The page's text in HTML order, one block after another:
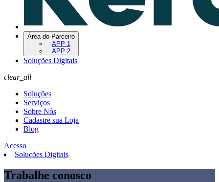
Área do Parceiro
APP 1
APP 2
Soluções Digitais
clear_all
Soluções
Serviços
Sobre Nós
Cadastre sua Loja
Blog
Acesso
Soluções Digitais
Trabalhe conosco